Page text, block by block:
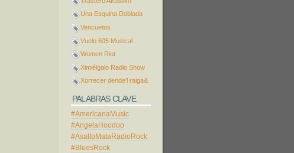
Una Esquina Doblada
Vericuetos
Vuelo 605 Musical
Women Riot
Ximiélgalo Radio Show
Xorrecer dende'l raiga&
PALABRAS CLAVE
#AmericanaMusic
#AngelaHoodoo
#AsaltoMataRadioRock
#BluesRock